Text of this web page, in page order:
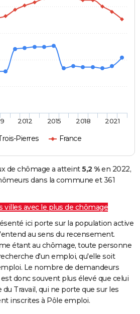
Pierres France
2012 2015 2018 2021
de chômage a atteint5,2 %en 2022,
dans la commune et 361
villes avec le plus de chômage
ici porte sur la population active
au sens du recensement.
étant au chômage, toute personne
d'un emploi, qu'elle soit
Le nombre de demandeurs
donc souvent plus élevé que celui
Travail, qui ne porte que sur les
inscrites à Pôle emploi.